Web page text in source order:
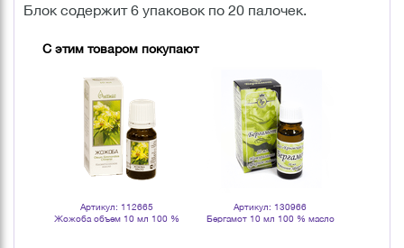
Блок содержит 6 упаковок по 20 палочек.
С этим товаром покупают
Артикул: 112665
Жожоба объем 10 мл 100 %
Артикул: 130966
Бергамот 10 мл 100 % масло